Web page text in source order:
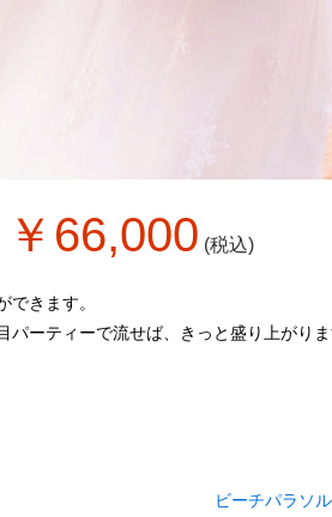
￥66,000 (税込)
できます。
ーティーで流せば、きっと盛り上がりま
ビーチパラソ